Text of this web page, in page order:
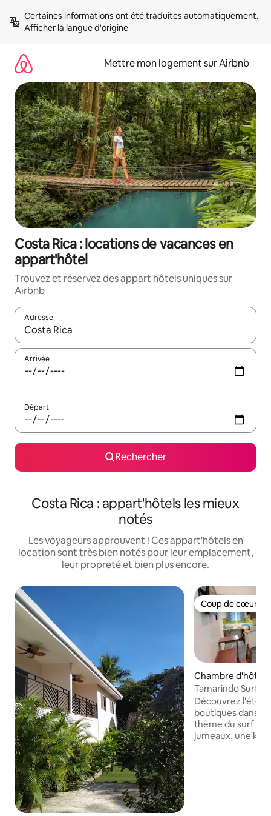
directement
Afficher la langue d'origine
Mettre mon logement sur Airbnb
Costa Rica : locations de vacances en
appart'hôtel
Trouvez et réservez des appart'hôtels uniques sur
Airbnb
Adresse
Lorsque les résultats s'affichent, utilisez les flèches vers le
Arrivée
Départ
Rechercher
Costa Rica : appart'hôtels les mieux
notés
Les voyageurs approuvent ! Ces appart'hôtels en
location sont très bien notés pour leur emplacement,
leur propreté et bien plus encore.
Coup de cœur
Coup de cœur
Chambre d'hôtel
Tamarindo Surf's
- 2 lits jumeaux
Découvrez l'été
boutiques dans
thème du surf
jumeaux, une